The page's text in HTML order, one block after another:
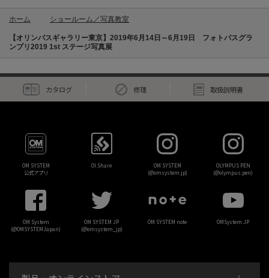
ホーム ショールーム／写真教室
【オリンパスギャラリー東京】2019年6月14日～6月19日 フォトパスグラ
ンプリ2019 1st ステージ写真展
カタログ 修理 取扱説明書
OM SYSTEM
公式アプリ
OI.Share
OM SYSTEM
(@omsystem.jp)
OLYMPUS PEN
(@olympus.pen)
OM System
(@OMSYSTEMJapan)
OM SYSTEM JP
(@omsystem_jp)
OM SYSTEM note OMSystem JP